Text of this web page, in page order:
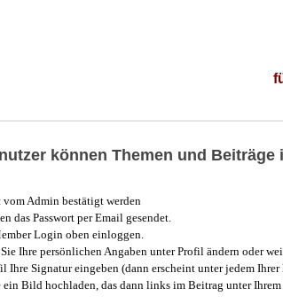
können Themen und Beiträge
vom Admin bestätigt werden
das Passwort per Email gesendet.
Login oben einloggen.
Ihre persönlichen Angaben unter Profil ändern oder
Ihre Signatur eingeben (dann erscheint unter jedem
Bild hochladen, das dann links im Beitrag unter Ihrem